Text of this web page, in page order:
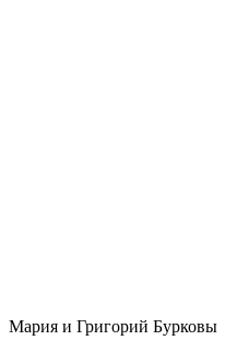
Мария и Григорий Бурковы